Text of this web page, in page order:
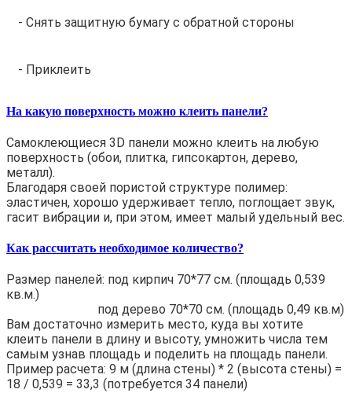
- Снять защитную бумагу с обратной стороны
- Приклеить
На какую поверхность можно клеить панели?
Самоклеющиеся 3D панели можно клеить на любую
поверхность (обои, плитка, гипсокартон, дерево,
металл).
Благодаря своей пористой структуре полимер:
эластичен, хорошо удерживает тепло, поглощает звук,
гасит вибрации и, при этом, имеет малый удельный вес.
Как рассчитать необходимое количество?
Размер панелей: под кирпич 70*77 см. (площадь 0,539
кв.м.)
под дерево 70*70 см. (площадь 0,49 кв.м)
Вам достаточно измерить место, куда вы хотите
клеить панели в длину и высоту, умножить числа тем
самым узнав площадь и поделить на площадь панели.
Пример расчета: 9 м (длина стены) * 2 (высота стены) =
18 / 0,539 = 33,3 (потребуется 34 панели)